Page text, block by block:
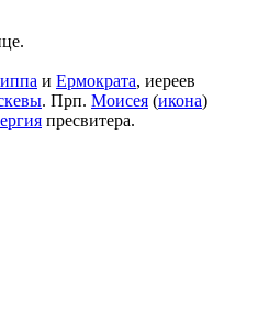
и Ермократа, иереев
. Прп. Моисея (икона)
пресвитера.